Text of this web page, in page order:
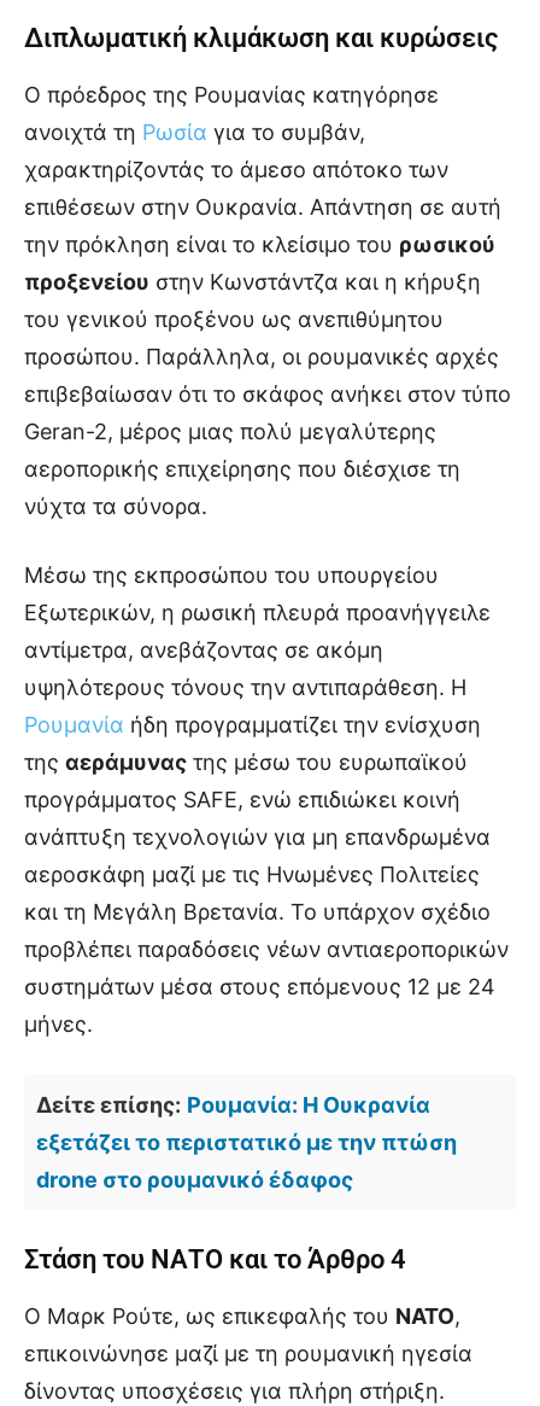
Διπλωματική κλιμάκωση και κυρώσεις
Ο πρόεδρος της Ρουμανίας κατηγόρησε
ανοιχτά τη Ρωσία για το συμβάν,
χαρακτηρίζοντάς το άμεσο απότοκο των
επιθέσεων στην Ουκρανία. Απάντηση σε αυτή
την πρόκληση είναι το κλείσιμο του ρωσικού
προξενείου στην Κωνστάντζα και η κήρυξη
του γενικού προξένου ως ανεπιθύμητου
προσώπου. Παράλληλα, οι ρουμανικές αρχές
επιβεβαίωσαν ότι το σκάφος ανήκει στον τύπο
Geran-2, μέρος μιας πολύ μεγαλύτερης
αεροπορικής επιχείρησης που διέσχισε τη
νύχτα τα σύνορα.
Μέσω της εκπροσώπου του υπουργείου
Εξωτερικών, η ρωσική πλευρά προανήγγειλε
αντίμετρα, ανεβάζοντας σε ακόμη
υψηλότερους τόνους την αντιπαράθεση. Η
Ρουμανία ήδη προγραμματίζει την ενίσχυση
της αεράμυνας της μέσω του ευρωπαϊκού
προγράμματος SAFE, ενώ επιδιώκει κοινή
ανάπτυξη τεχνολογιών για μη επανδρωμένα
αεροσκάφη μαζί με τις Ηνωμένες Πολιτείες
και τη Μεγάλη Βρετανία. Το υπάρχον σχέδιο
προβλέπει παραδόσεις νέων αντιαεροπορικών
συστημάτων μέσα στους επόμενους 12 με 24
μήνες.
Δείτε επίσης: Ρουμανία: Η Ουκρανία
εξετάζει το περιστατικό με την πτώση
drone στο ρουμανικό έδαφος
Στάση του ΝΑΤΟ και το Άρθρο 4
Ο Μαρκ Ρούτε, ως επικεφαλής του ΝΑΤΟ,
επικοινώνησε μαζί με τη ρουμανική ηγεσία
δίνοντας υποσχέσεις για πλήρη στήριξη.